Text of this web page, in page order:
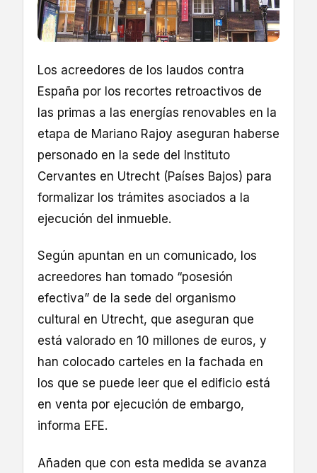
Los acreedores de los laudos contra
España por los recortes retroactivos de
las primas a las energías renovables en la
etapa de Mariano Rajoy aseguran haberse
personado en la sede del Instituto
Cervantes en Utrecht (Países Bajos) para
formalizar los trámites asociados a la
ejecución del inmueble.
Según apuntan en un comunicado, los
acreedores han tomado “posesión
efectiva” de la sede del organismo
cultural en Utrecht, que aseguran que
está valorado en 10 millones de euros, y
han colocado carteles en la fachada en
los que se puede leer que el edificio está
en venta por ejecución de embargo,
informa EFE.
Añaden que con esta medida se avanza